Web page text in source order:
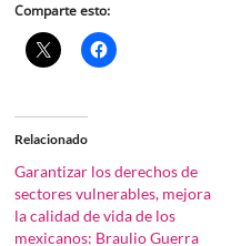
Comparte esto:
Relacionado
Garantizar los derechos de
sectores vulnerables, mejora
la calidad de vida de los
mexicanos: Braulio Guerra